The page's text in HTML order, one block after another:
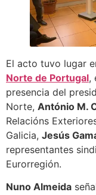
El acto tuvo lugar
Norte de Portugal,
presencia del
Norte, António M.
Relacións
Galicia, Jesús
representantes
Eurorregión.
Nuno Almeida